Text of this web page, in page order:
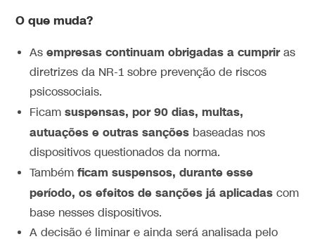
O que muda?
Asempresas continuam obrigadas a cumpriras
diretrizes da NR-1 sobre prevenção de riscos
psicossociais.
Ficamsuspensas, por 90 dias, multas,
autuações e outras sanções baseadas nos
dispositivos questionados da norma.
Tambémficam suspensos, durante esse
período, os efeitos de sanções já aplicadas com
base nesses dispositivos.
A decisão é liminar e ainda será analisada pelo